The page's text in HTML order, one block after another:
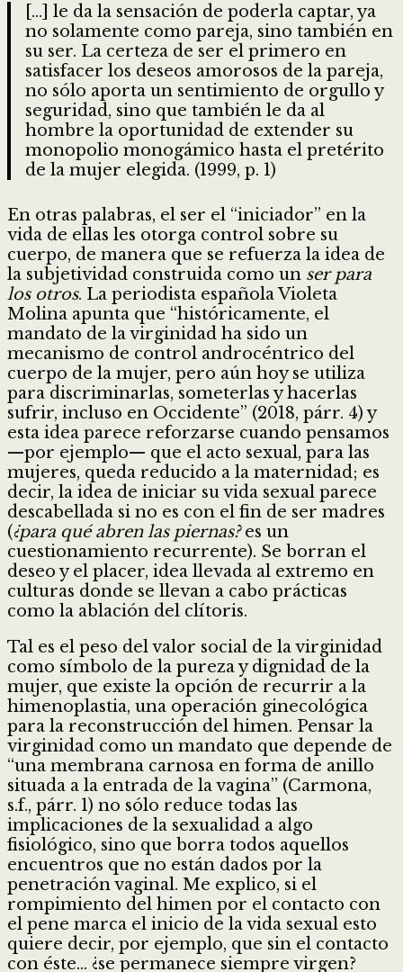
[…] le da la sensación de poderla captar, ya
no solamente como pareja, sino también en
su ser. La certeza de ser el primero en
satisfacer los deseos amorosos de la pareja,
no sólo aporta un sentimiento de orgullo y
seguridad, sino que también le da al
hombre la oportunidad de extender su
monopolio monogámico hasta el pretérito
de la mujer elegida. (1999, p. 1)
En otras palabras, el ser el “iniciador” en la
vida de ellas les otorga control sobre su
cuerpo, de manera que se refuerza la idea de
la subjetividad construida como un ser para
los otros. La periodista española Violeta
Molina apunta que “históricamente, el
mandato de la virginidad ha sido un
mecanismo de control androcéntrico del
cuerpo de la mujer, pero aún hoy se utiliza
para discriminarlas, someterlas y hacerlas
sufrir, incluso en Occidente” (2018, párr. 4) y
esta idea parece reforzarse cuando pensamos
—por ejemplo— que el acto sexual, para las
mujeres, queda reducido a la maternidad; es
decir, la idea de iniciar su vida sexual parece
descabellada si no es con el fin de ser madres
(¿para qué abren las piernas?es un
cuestionamiento recurrente). Se borran el
deseo y el placer, idea llevada al extremo en
culturas donde se llevan a cabo prácticas
como la ablación del clítoris.
Tal es el peso del valor social de la virginidad
como símbolo de la pureza y dignidad de la
mujer, que existe la opción de recurrir a la
himenoplastia, una operación ginecológica
para la reconstrucción del himen. Pensar la
virginidad como un mandato que depende de
“una membrana carnosa en forma de anillo
situada a la entrada de la vagina” (Carmona,
s.f., párr. 1) no sólo reduce todas las
implicaciones de la sexualidad a algo
fisiológico, sino que borra todos aquellos
encuentros que no están dados por la
penetración vaginal. Me explico, si el
rompimiento del himen por el contacto con
el pene marca el inicio de la vida sexual esto
quiere decir, por ejemplo, que sin el contacto
con éste… ¿se permanece siempre virgen?